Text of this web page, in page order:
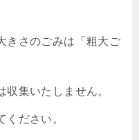
きさのごみは「粗大ご
収集いたしません。
ください。